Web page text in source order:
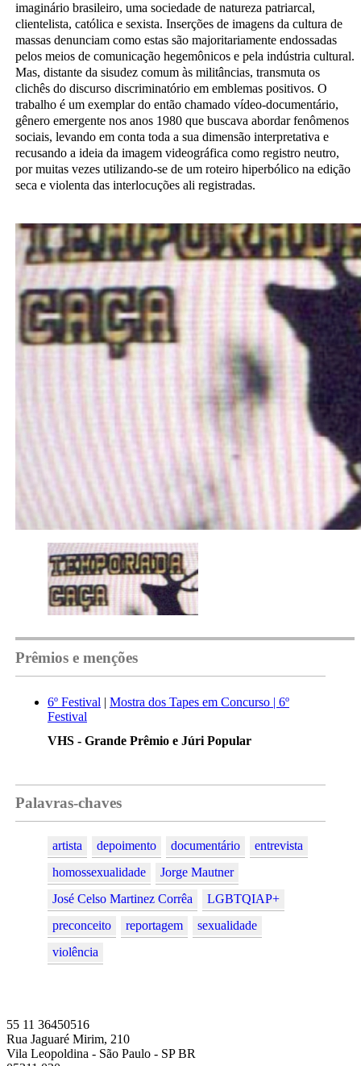
imaginário brasileiro, uma sociedade de natureza patriarcal,
clientelista, católica e sexista. Inserções de imagens da cultura de
massas denunciam como estas são majoritariamente endossadas
pelos meios de comunicação hegemônicos e pela indústria cultural.
Mas, distante da sisudez comum às militâncias, transmuta os
clichês do discurso discriminatório em emblemas positivos. O
trabalho é um exemplar do então chamado vídeo-documentário,
gênero emergente nos anos 1980 que buscava abordar fenômenos
sociais, levando em conta toda a sua dimensão interpretativa e
recusando a ideia da imagem videográfica como registro neutro,
por muitas vezes utilizando-se de um roteiro hiperbólico na edição
seca e violenta das interlocuções ali registradas.
Prêmios e menções
6º Festival | Mostra dos Tapes em Concurso | 6º
Festival
VHS - Grande Prêmio e Júri Popular
Palavras-chaves
artista depoimento documentário
entrevista
homossexualidade
Jorge Mautner
José Celso Martinez Corrêa
LGBTQIAP+
preconceito
reportagem
sexualidade
violência
55 11 36450516
Rua Jaguaré Mirim, 210
Vila Leopoldina - São Paulo - SP BR